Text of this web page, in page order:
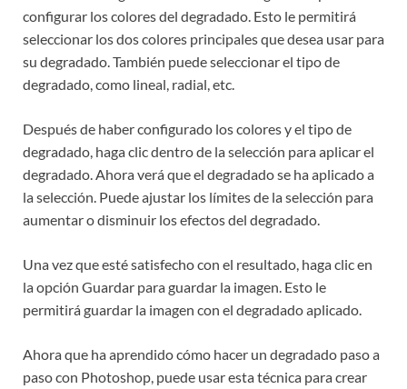
configurar los colores del degradado. Esto le permitirá
seleccionar los dos colores principales que desea usar para
su degradado. También puede seleccionar el tipo de
degradado, como lineal, radial, etc.
Después de haber configurado los colores y el tipo de
degradado, haga clic dentro de la selección para aplicar el
degradado. Ahora verá que el degradado se ha aplicado a
la selección. Puede ajustar los límites de la selección para
aumentar o disminuir los efectos del degradado.
Una vez que esté satisfecho con el resultado, haga clic en
la opción Guardar para guardar la imagen. Esto le
permitirá guardar la imagen con el degradado aplicado.
Ahora que ha aprendido cómo hacer un degradado paso a
paso con Photoshop, puede usar esta técnica para crear